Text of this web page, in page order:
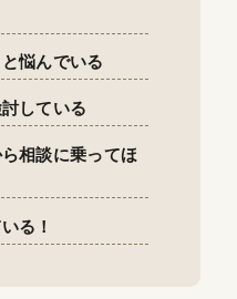
悩んでいる
している
相談に乗ってほ
る！